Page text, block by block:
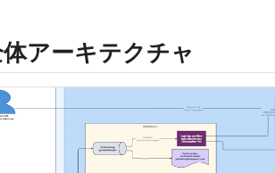
アーキテクチャ